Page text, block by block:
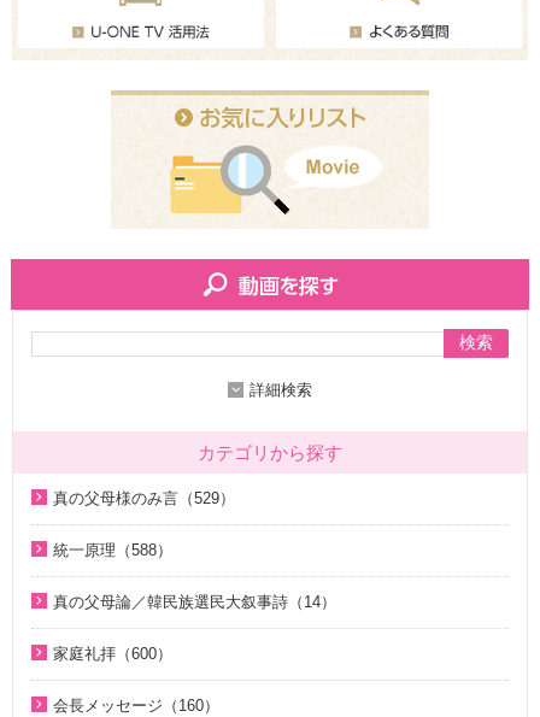
検索
詳細検索
カテゴリから探す
真の父母様のみ言（529）
2010年代（200）
2000年代（7）
1990年代（58）
統一原理（588）
天の摂理からみた真の父母様の位相と価値（真の父母論）
（8）
真の父母論／韓民族選民大叙事詩（14）
（8）
韓民族選民大叙事詩（6）
家庭礼拝（600）
会長メッセージ（160）